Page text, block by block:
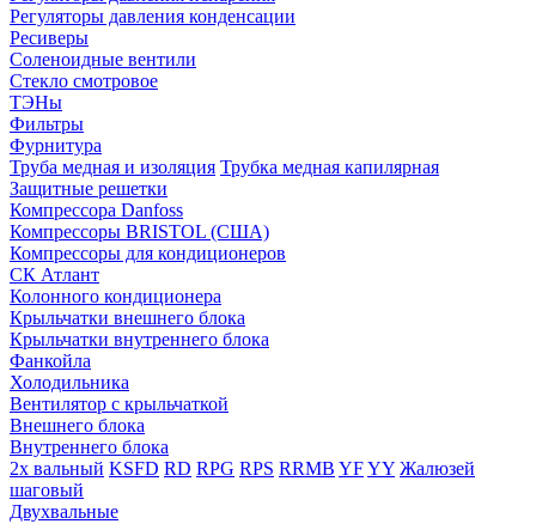
Регуляторы давления конденсации
Ресиверы
Соленоидные вентили
Стекло смотровое
ТЭНы
Фильтры
Фурнитура
Труба медная и изоляция Трубка медная капилярная
Защитные решетки
Компрессора Danfoss
Компрессоры BRISTOL (США)
Компрессоры для кондиционеров
СК Атлант
Колонного кондиционера
Крыльчатки внешнего блока
Крыльчатки внутреннего блока
Фанкойла
Холодильника
Вентилятор с крыльчаткой
Внешнего блока
Внутреннего блока
2х вальный KSFD RD RPG RPS RRMB YFYY Жалюзей
шаговый
Двухвальные